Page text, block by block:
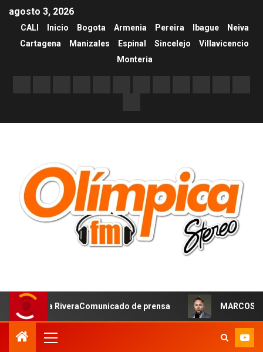
agosto 3, 2026
CALI Inicio Bogota Armenia Pereira Ibague
Neiva
Cartagena
Manizales Espinal Sincelejo
Villavicencio
Monteria
de prensa MARCOS PETRO